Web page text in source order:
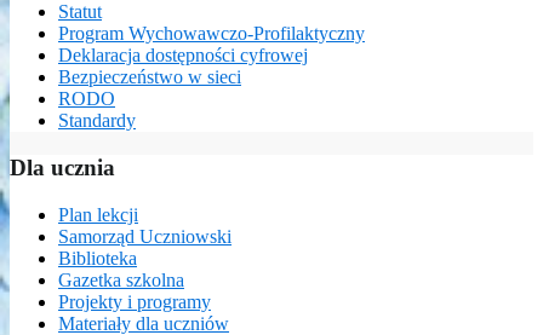
Statut
Program Wychowawczo-Profilaktyczny
Deklaracja dostępności cyfrowej
Bezpieczeństwo w sieci
RODO
Standardy
Dla ucznia
Plan lekcji
Samorząd Uczniowski
Biblioteka
Gazetka szkolna
Projekty i programy
Materiały dla uczniów